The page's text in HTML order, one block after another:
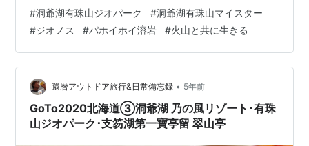
ません。 本来は２泊３日のご予定でしたが、海が荒れる
予報のため１泊に変更。到着日の4日夕方には、海岸や地
層を少し、ご案内できました。 ２日目は、パホイホイ溶
岩の丘で、ゆっくりとお茶の時間に。 このあとのジオノ
スでの時間を優先して、三原山までは登るのは断念。 こ
の日は、ジオ事務局の臼井さんもご一緒…
#洞爺湖有珠山ジオパーク #洞爺湖有珠山マイスター
#ジオノス #パホイホイ溶岩 #火山と共に生きる
還暦アウトドア旅行&日常備忘録 • 5年前
GoTo2020北海道③洞爺湖 乃の風リゾート･有珠
山ジオパーク･支笏湖第一寶亭留 翠山亭